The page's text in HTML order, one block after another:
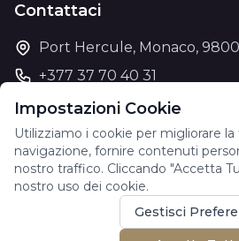
Impostazioni Cookie
Utilizziamo i cookie per migliorare
navigazione, fornire contenuti
nostro traffico. Cliccando "Accetta
nostro uso dei cookie.
Gestisci
Contattaci
Port Hercule, Monaco,
+377 37 70 40 31
© 2026 The Yacht Charter. All